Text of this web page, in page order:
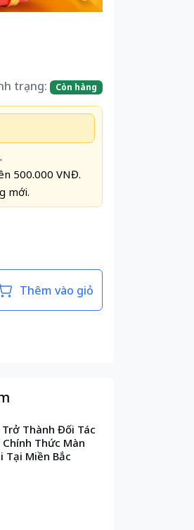
trạng: Còn hàng
500.000 VNĐ.
mới.
Thêm vào giỏ
Trở Thành Đối Tác
Chính Thức Màn
Tại Miền Bắc